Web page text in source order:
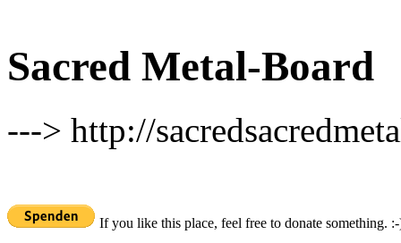
Sacred Metal-Board
---> http://
If you like this place, feel free to donate something.